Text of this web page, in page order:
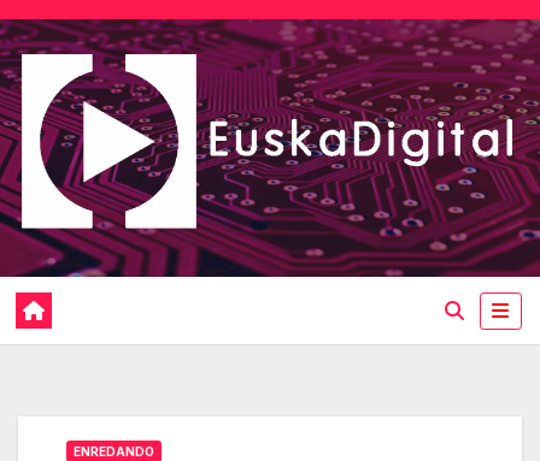
Saltar
al
contenido
ENREDANDO